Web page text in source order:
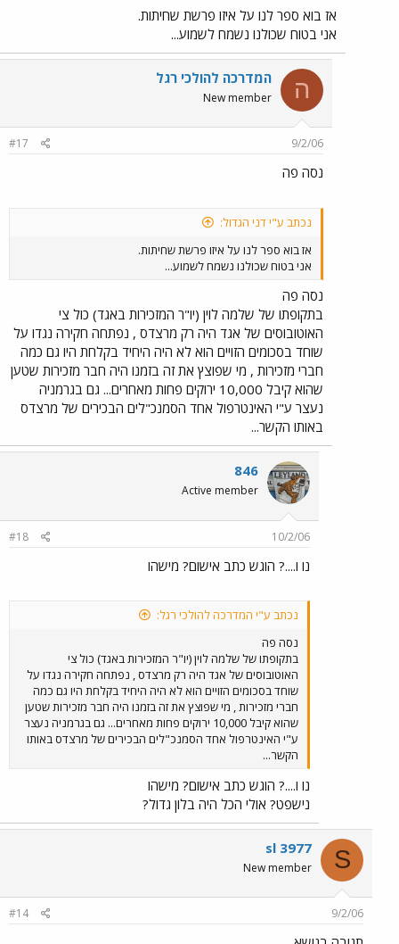
אז בוא ספר לנו על איזו פרשת שחיתות.
אני בטוח שכולנו נשמח לשמוע...
ה המדרכה להולכי רגל
New member
9/2/06
#17
נסה פה
נכתב ע"י דני הגדול:
אז בוא ספר לנו על איזו פרשת שחיתות.
אני בטוח שכולנו נשמח לשמוע...
נסה פה
בתקופתו של שלמה לוין (יו"ר המזכירות באגד) כול צי
האוטובוסים של אגד היה רק מרצדס , נפתחה חקירה נגדו על
שוחד בסכומים הזויים הוא לא היה היחיד בקלחת היו גם כמה
חברי מזכירות , מי שפוצץ את זה בזמנו היה חבר מזכירות שטען
שהוא קיבל 10,000 ירוקים פחות מאחרים... גם בגרמניה
נעצר ע"י האינטרפול אחד הסמנכ"לים הבכירים של מרצדס
באותו הקשר...
846
Active member
10/2/06
#18
נו ו....? הוגש כתב אישום? מישהו
נכתב ע"י המדרכה להולכי רגל:
נסה פה
בתקופתו של שלמה לוין (יו"ר המזכירות באגד) כול צי
האוטובוסים של אגד היה רק מרצדס , נפתחה חקירה נגדו על
שוחד בסכומים הזויים הוא לא היה היחיד בקלחת היו גם כמה
חברי מזכירות , מי שפוצץ את זה בזמנו היה חבר מזכירות שטען
שהוא קיבל 10,000 ירוקים פחות מאחרים... גם בגרמניה נעצר
ע"י האינטרפול אחד הסמנכ"לים הבכירים של מרצדס באותו
הקשר...
נו ו....? הוגש כתב אישום? מישהו
נישפט? אולי הכל היה בלון גדול?
S
sl 3977
New member
9/2/06
#14